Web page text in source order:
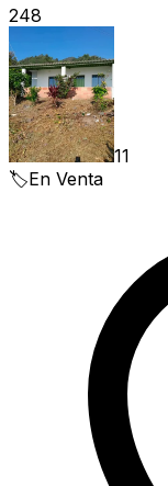
248
11
🏷️En Venta